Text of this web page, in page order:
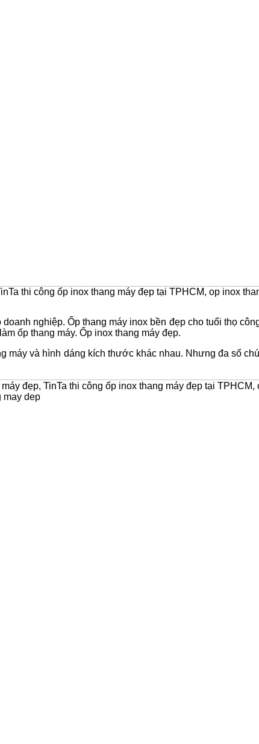
thi công ốp inox thang máy đẹp tại TPHCM, op inox
nghiệp. Ốp thang máy inox bền đẹp cho tuổi thọ
ốp thang máy. Ốp inox thang máy đẹp.
máy và hình dáng kích thước khác nhau. Nhưng đa số